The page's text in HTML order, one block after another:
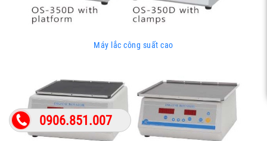
Máy lắc công suất cao
0906.851.007